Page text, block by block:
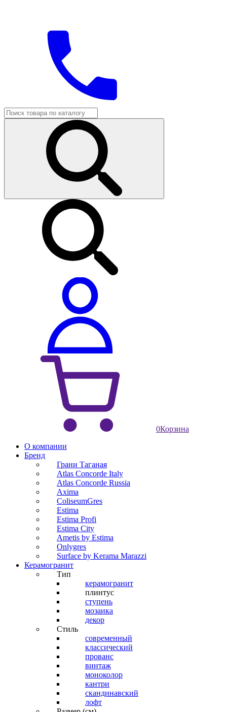
0Корзина
О компании
Бренд
Грани Таганая
Atlas Concorde Italy
Atlas Concorde Russia
Axima
ColiseumGres
Estima
Estima Profi
Estima City
Ametis by Estima
Onlygres
Surface by Kerama Marazzi
Керамогранит
Тип
керамогранит
плинтус
ступень
мозаика
декор
Стиль
современный
классический
прованс
винтаж
моноколор
кантри
скандинавский
лофт